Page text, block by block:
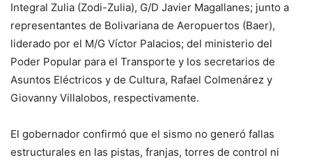
Integral Zulia (Zodi-Zulia), G/D Javier Magallanes; junto a
representantes de Bolivariana de Aeropuertos (Baer),
liderado por el M/G Víctor Palacios; del ministerio del
Poder Popular para el Transporte y los secretarios de
Asuntos Eléctricos y de Cultura, Rafael Colmenárez y
Giovanny Villalobos, respectivamente.
El gobernador confirmó que el sismo no generó fallas
estructurales en las pistas, franjas, torres de control ni